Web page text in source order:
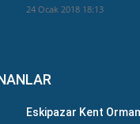
24 Ocak 2018 18:13
Eskipazar Kent